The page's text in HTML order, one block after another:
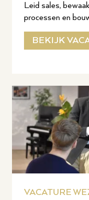
Leid sales,
processen en
BEKIJK
VACATURE